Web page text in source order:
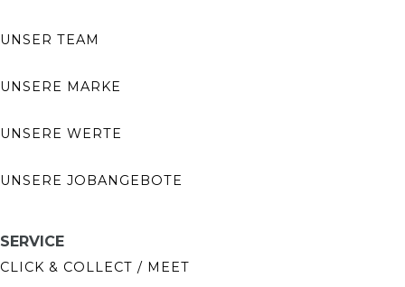
UNSER TEAM
UNSERE MARKE
UNSERE WERTE
UNSERE JOBANGEBOTE
SERVICE
CLICK & COLLECT / MEET